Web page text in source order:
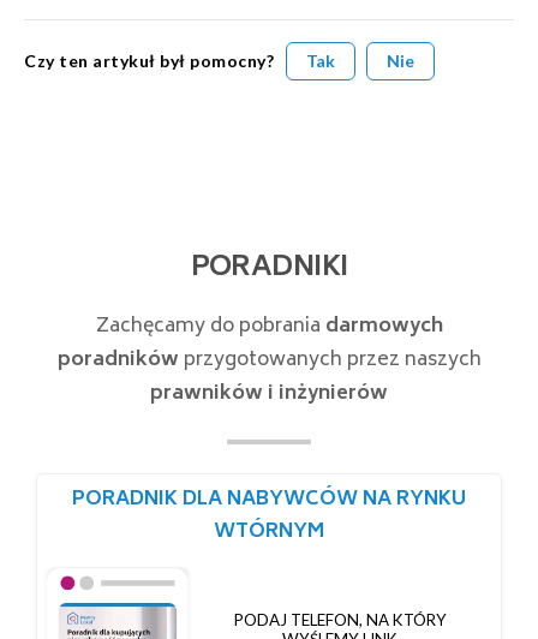
Czy ten artykuł był pomocny? Tak Nie
PORADNIKI
Zachęcamy do pobrania darmowych
poradników przygotowanych przez naszych
prawników i inżynierów
PORADNIK DLA NABYWCÓW NA RYNKU
WTÓRNYM
PODAJ TELEFON, NA KTÓRY